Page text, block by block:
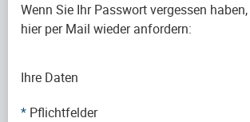
Wenn Sie Ihr Passwort vergessen
hier per Mail wieder anfordern:
Ihre Daten
* Pflichtfelder